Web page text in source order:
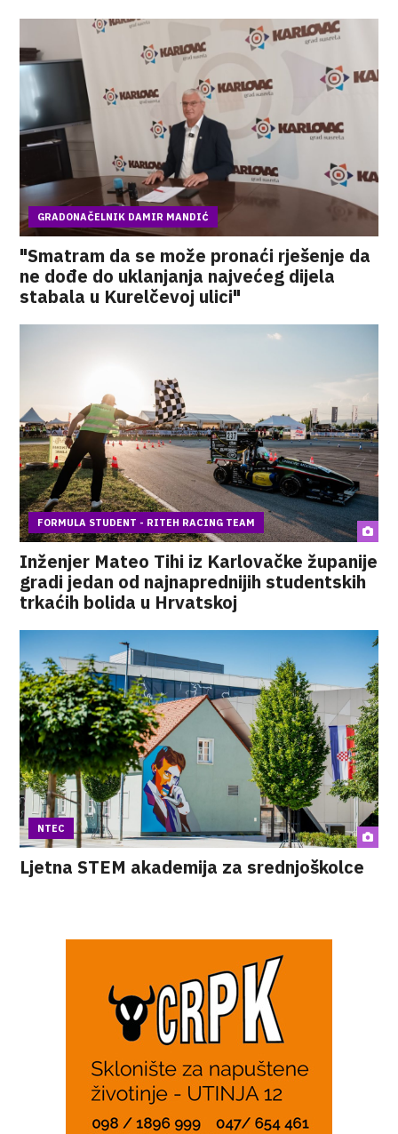
GRADONAČELNIK DAMIR MANDIĆ
"Smatram da se može pronaći rješenje da
ne dođe do uklanjanja najvećeg dijela
stabala u Kurelčevoj ulici"
FORMULA STUDENT - RITEH RACING TEAM
Inženjer Mateo Tihi iz Karlovačke županije
gradi jedan od najnaprednijih studentskih
trkaćih bolida u Hrvatskoj
NTEC
Ljetna STEM akademija za srednjoškolce